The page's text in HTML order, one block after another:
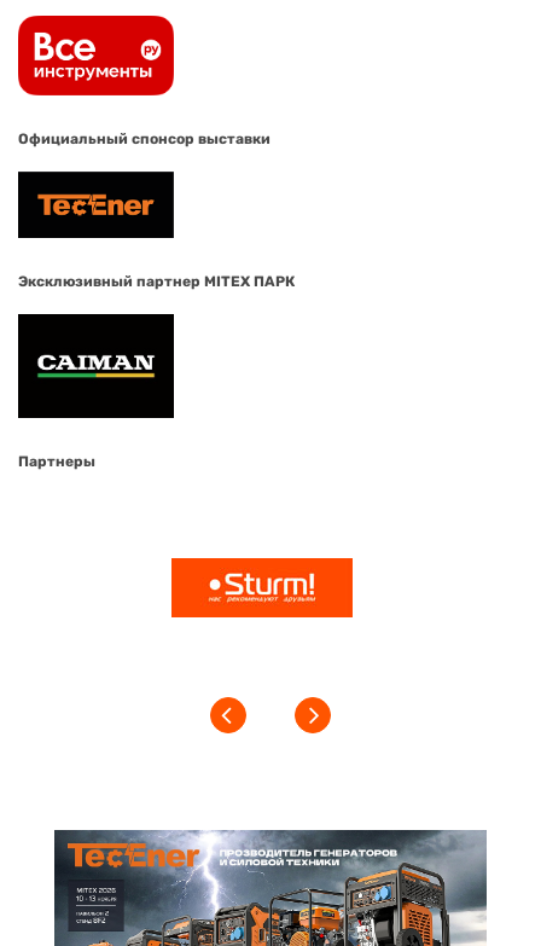
Официальный спонсор выставки
Эксклюзивный партнер MITEX ПАРК
Партнеры